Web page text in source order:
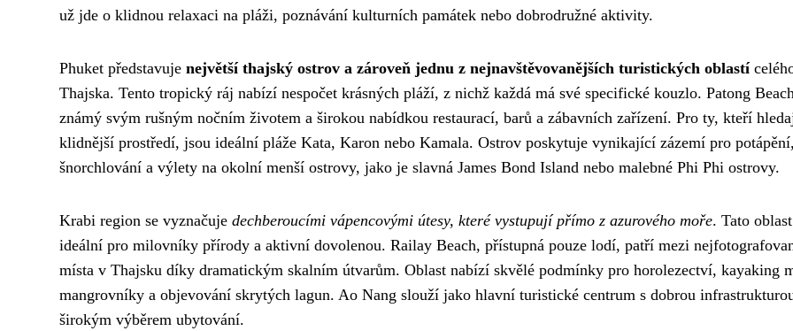
už jde o klidnou relaxaci na pláži, poznávání kulturních památek nebo dobrodružné aktivity.
Phuket představuje největší thajský ostrov a zároveň jednu z nejnavštěvovanějších turistických oblastí
Thajska. Tento tropický ráj nabízí nespočet krásných pláží, z nichž každá má své specifické kouzlo. Patong
známý svým rušným nočním životem a širokou nabídkou restaurací, barů a zábavních zařízení. Pro ty, kteří
klidnější prostředí, jsou ideální pláže Kata, Karon nebo Kamala. Ostrov poskytuje vynikající zázemí pro potápění,
šnorchlování a výlety na okolní menší ostrovy, jako je slavná James Bond Island nebo malebné Phi Phi ostrovy.
Krabi region se vyznačuje dechberoucími vápencovými útesy, které vystupují přímo z azurového moře. Tato
ideální pro milovníky přírody a aktivní dovolenou. Railay Beach, přístupná pouze lodí, patří mezi
místa v Thajsku díky dramatickým skalním útvarům. Oblast nabízí skvělé podmínky pro horolezectví, kayaking
mangrovníky a objevování skrytých lagun. Ao Nang slouží jako hlavní turistické centrum s dobrou
širokým výběrem ubytování.